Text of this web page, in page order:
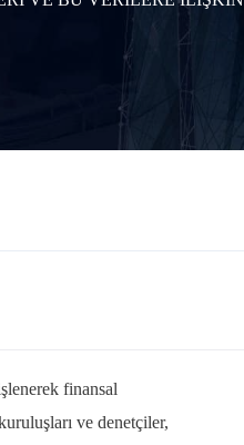
finansal
ve denetçiler,